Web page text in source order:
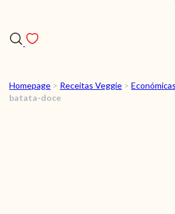
RECEITAS
Homepage > Receitas Veggie > Económicas
batata-doce